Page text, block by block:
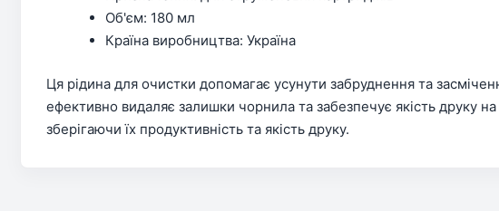
Об'єм: 180 мл
Країна виробництва: Україна
Ця рідина для очистки допомагає усунути забруднення та
ефективно видаляє залишки чорнила та забезпечує якість друку
зберігаючи їх продуктивність та якість друку.